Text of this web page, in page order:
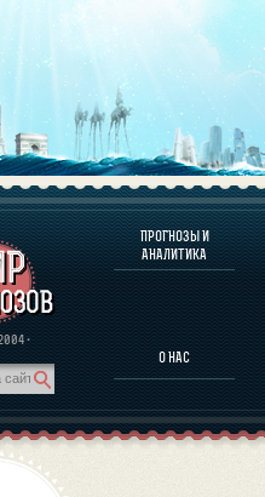
·
ПРОГНОЗЫ И
АНАЛИТИКА
О НАС
ЧЕЛОВЕКА
ЛИЧНОСТЕЙ